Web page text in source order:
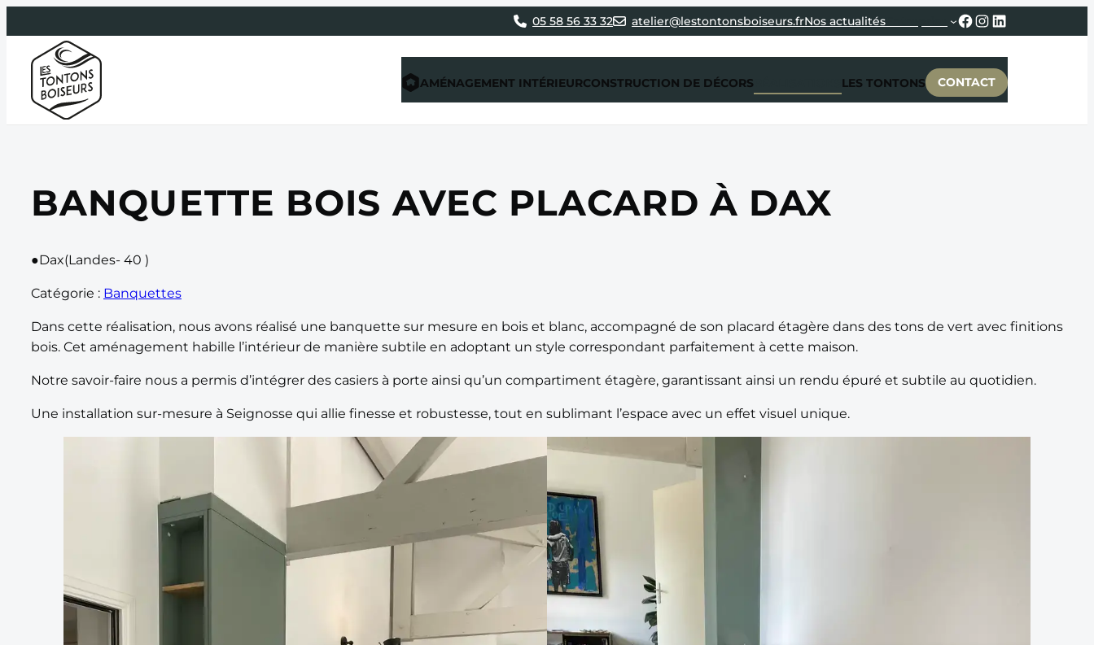
au
contenu
05 58 56 33 32 atelier@lestontonsboiseurs.frNos actualités Facebook
Instagram
LinkedIn
AMÉNAGEMENT INTÉRIEURCONSTRUCTION DE DÉCORS LES TONTONS CONTACT
BANQUETTE BOIS AVEC PLACARD À DAX
●Dax(Landes- 40 )
Catégorie : Banquettes
Dans cette réalisation, nous avons réalisé une banquette sur mesure en bois et blanc, accompagné de son placard étagère dans des tons de vert avec finitions
bois. Cet aménagement habille l’intérieur de manière subtile en adoptant un style correspondant parfaitement à cette maison.
Notre savoir-faire nous a permis d’intégrer des casiers à porte ainsi qu’un compartiment étagère, garantissant ainsi un rendu épuré et subtile au quotidien.
Une installation sur-mesure à Seignosse qui allie finesse et robustesse, tout en sublimant l’espace avec un effet visuel unique.